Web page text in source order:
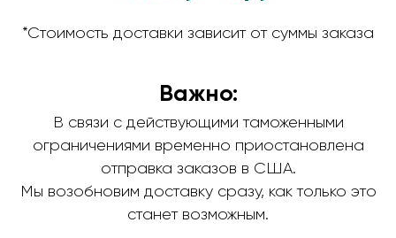
*Стоимость доставки зависит от суммы заказа
Важно:
В связи с действующими таможенными
ограничениями временно приостановлена
отправка заказов в США.
Мы возобновим доставку сразу, как только это
станет возможным.